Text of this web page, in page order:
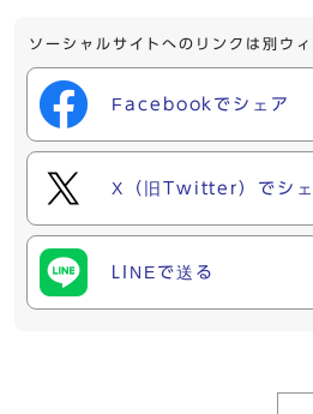
ソーシャルサイトへのリンクは別ウ
Facebookでシェア
X（旧Twitter）でシ
LINEで送る